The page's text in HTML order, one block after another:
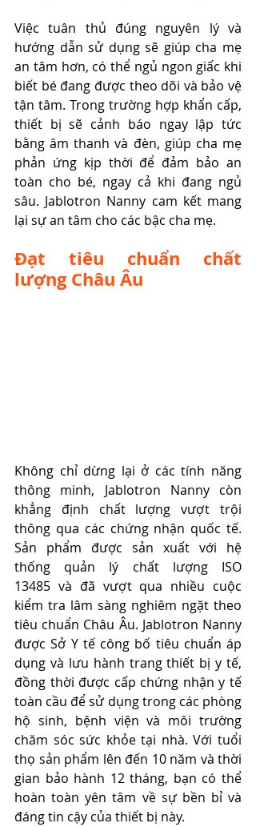
Việc tuân thủ đúng nguyên lý và
hướng dẫn sử dụng sẽ giúp cha mẹ
an tâm hơn, có thể ngủ ngon giấc khi
biết bé đang được theo dõi và bảo vệ
tận tâm. Trong trường hợp khẩn cấp,
thiết bị sẽ cảnh báo ngay lập tức
bằng âm thanh và đèn, giúp cha mẹ
phản ứng kịp thời để đảm bảo an
toàn cho bé, ngay cả khi đang ngủ
sâu. Jablotron Nanny cam kết mang
lại sự an tâm cho các bậc cha mẹ.
Đạt tiêu chuẩn chất
lượng Châu Âu
Không chỉ dừng lại ở các tính năng
thông minh, Jablotron Nanny còn
khẳng định chất lượng vượt trội
thông qua các chứng nhận quốc tế.
Sản phẩm được sản xuất với hệ
thống quản lý chất lượng ISO
13485 và đã vượt qua nhiều cuộc
kiểm tra lâm sàng nghiêm ngặt theo
tiêu chuẩn Châu Âu. Jablotron Nanny
được Sở Y tế công bố tiêu chuẩn áp
dụng và lưu hành trang thiết bị y tế,
đồng thời được cấp chứng nhận y tế
toàn cầu để sử dụng trong các phòng
hộ sinh, bệnh viện và môi trường
chăm sóc sức khỏe tại nhà. Với tuổi
thọ sản phẩm lên đến 10 năm và thời
gian bảo hành 12 tháng, bạn có thể
hoàn toàn yên tâm về sự bền bỉ và
đáng tin cậy của thiết bị này.